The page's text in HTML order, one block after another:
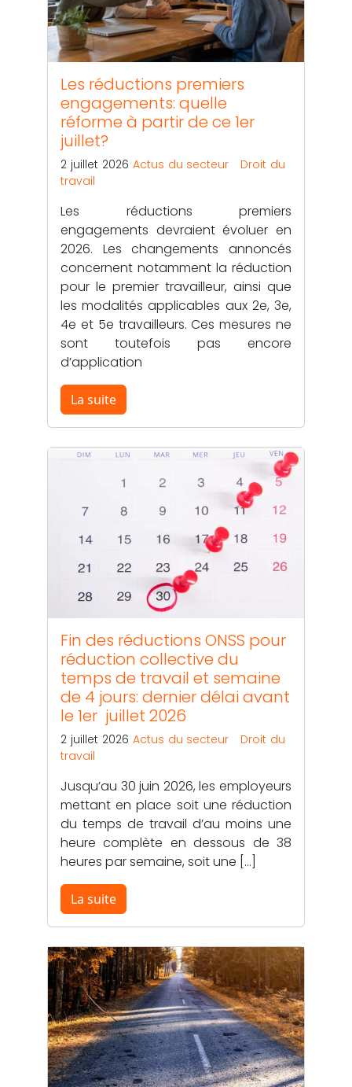
Les réductions premiers
engagements: quelle
réforme à partir de ce 1er
juillet?
2 juillet 2026 Actus du secteur
Droit du
travail
Les réductions premiers
engagements devraient évoluer en
2026. Les changements annoncés
concernent notamment la réduction
pour le premier travailleur, ainsi que
les modalités applicables aux 2e, 3e,
4e et 5e travailleurs. Ces mesures ne
sont toutefois pas encore
d’application
La suite
Fin des réductions ONSS pour
réduction collective du
temps de travail et semaine
de 4 jours: dernier délai avant
le 1er juillet 2026
2 juillet 2026 Actus du secteur
Droit du
travail
Jusqu’au 30 juin 2026, les employeurs
mettant en place soit une réduction
du temps de travail d’au moins une
heure complète en dessous de 38
heures par semaine, soit une […]
La suite